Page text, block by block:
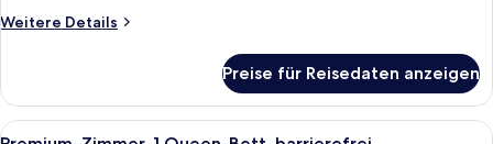
Weitere Details
Weitere
Suite,
Schlafzimmer
Preise für Reisedaten anzeigen
Alle
Ein Hotelzimmer mit einem großen
6